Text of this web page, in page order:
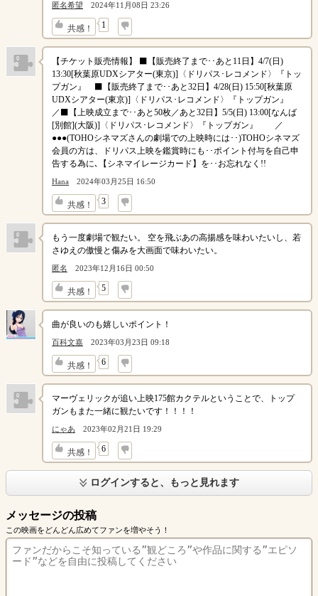
匿名希望 2024年11月08日 23:26
共感！ 1
↓
【チケット販売情報】 ⬛【販売終了まで･･あと11日】4/7(日)
13:30[秋葉原UDXシアター(東京)]〈ドリパス･レコメンド〉『トッ
プガン』 ⬛【販売終了まで･･あと32日】4/28(日) 15:50[秋葉原
UDXシアター(東京)]〈ドリパス･レコメンド〉『トップガン』
／⬛【上映成立まで･･あと50枚／あと32日】5/5(日) 13:00[なんば
[別館](大阪)]〈ドリパス･レコメンド〉『トップガン』 ／
●●●(TOHOシネマズさんの劇場での上映時には･･)TOHOシネマズ
会員の方は、ドリパス上映を鑑賞時にも･･ポイント付与を自己申
告する為に､【シネマイレージカード】を･･お忘れなく!!
Hana 2024年03月25日 16:50
共感！ 3
↓
もう一度劇場で観たい。 空を飛ぶあの高揚感を味わいたいし、若
さゆえの傲慢と傷みを大画面で味わいたい。
匿名 2023年12月16日 00:50
共感！ 5
↓
曲が良いのも嬉しいポイント！
百科文嘉 2023年03月23日 09:18
共感！ 6
↓
マーヴェリックが追い上映175館カクテルということで、トップ
ガンもまた一緒に観たいです！！！！
にゃあ 2023年02月21日 19:29
共感！ 6
↓
ログインすると、もっと見れます
メッセージの投稿
この映画をどんどん広めてファンを増やそう！